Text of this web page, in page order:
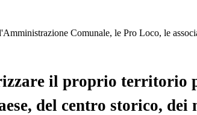
Comunale, le Pro Loco, le
il proprio territorio
del centro storico, dei